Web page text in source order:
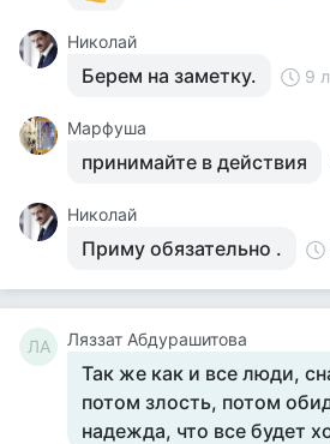
Николай
Берем на заметку. 9
Марфуша
принимайте в действия
Николай
Приму обязательно .
ЛА Ляззат Абдурашитова
Так же как и все люди,
потом злость, потом
надежда, что все будет